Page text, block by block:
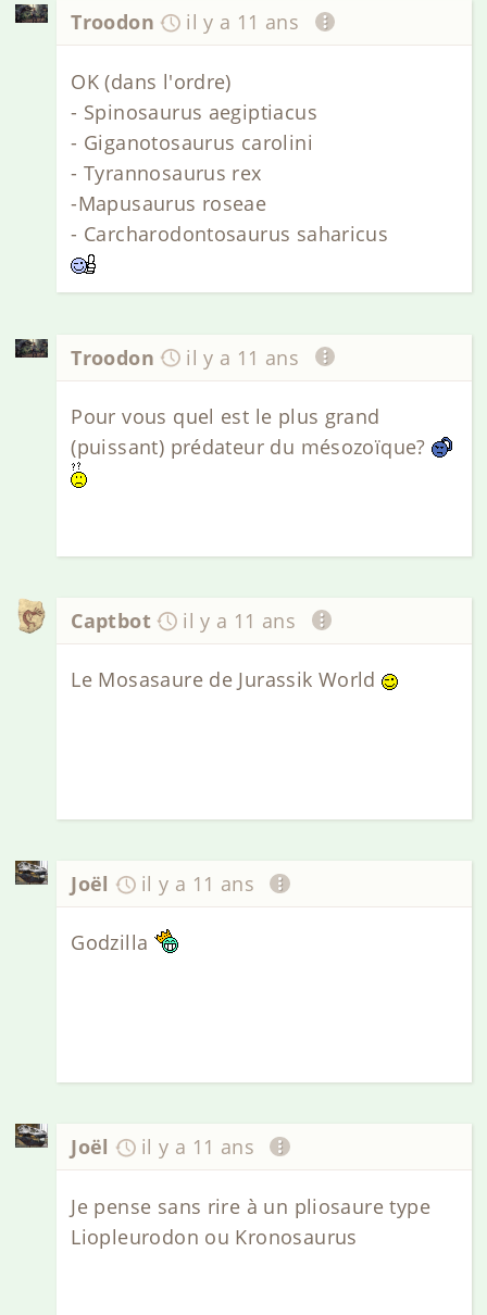
Troodon il y a 11 ans
OK (dans l'ordre)
- Spinosaurus aegiptiacus
- Giganotosaurus carolini
- Tyrannosaurus rex
-Mapusaurus roseae
- Carcharodontosaurus saharicus
Troodon il y a 11 ans
Pour vous quel est le plus grand
(puissant) prédateur du mésozoïque?
Captbot il y a 11 ans
Le Mosasaure de Jurassik World
Joël il y a 11 ans
Godzilla
Joël il y a 11 ans
Je pense sans rire à un pliosaure type
Liopleurodon ou Kronosaurus